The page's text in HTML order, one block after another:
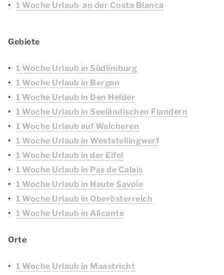
1 Woche Urlaub an der Costa Blanca
Gebiete
1 Woche Urlaub in Südlimburg
1 Woche Urlaub in Bergen
1 Woche Urlaub in Den Helder
1 Woche Urlaub in Seeländischen Flandern
1 Woche Urlaub auf Walcheren
1 Woche Urlaub in Weststellingwerf
1 Woche Urlaub in der Eifel
1 Woche Urlaub in Pas de Calais
1 Woche Urlaub in Haute Savoie
1 Woche Urlaub in Oberösterreich
1 Woche Urlaub in Alicante
Orte
1 Woche Urlaub in Maastricht